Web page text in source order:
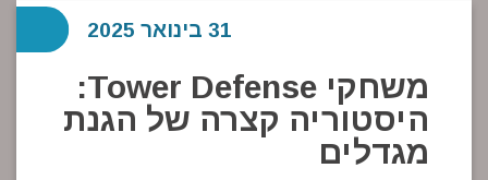
משחקי Tower Defense:
היסטוריה קצרה של הגנת
מגדלים
31 בינואר 2025